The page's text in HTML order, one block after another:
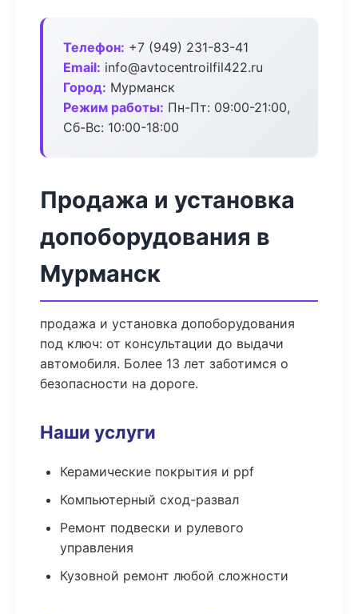
Телефон: +7 (949) 231-83-41
Email: info@avtocentroilfil422.ru
Город: Мурманск
Режим работы: Пн-Пт: 09:00-21:00,
Сб-Вс: 10:00-18:00
Продажа и установка
допоборудования в
Мурманск
продажа и установка допоборудования
под ключ: от консультации до выдачи
автомобиля. Более 13 лет заботимся о
безопасности на дороге.
Наши услуги
Керамические покрытия и ppf
Компьютерный сход-развал
Ремонт подвески и рулевого
управления
Кузовной ремонт любой сложности